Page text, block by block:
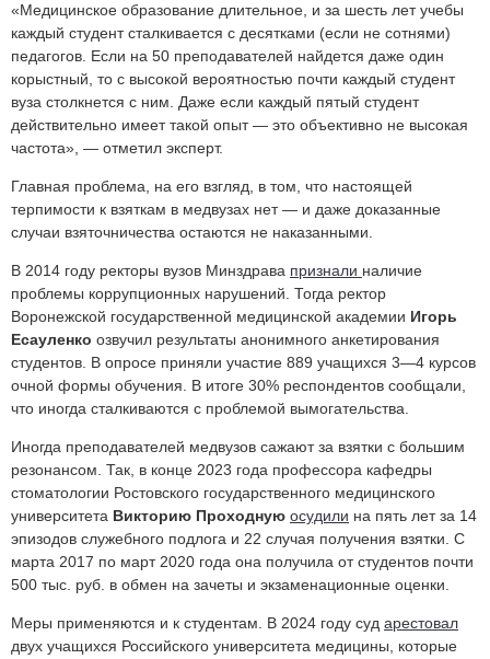
«Медицинское образование длительное, и за шесть лет учебы
каждый студент сталкивается с десятками (если не сотнями)
педагогов. Если на 50 преподавателей найдется даже один
корыстный, то с высокой вероятностью почти каждый студент
вуза столкнется с ним. Даже если каждый пятый студент
действительно имеет такой опыт — это объективно не высокая
частота», — отметил эксперт.
Главная проблема, на его взгляд, в том, что настоящей
терпимости к взяткам в медвузах нет — и даже доказанные
случаи взяточничества остаются не наказанными.
В 2014 году ректоры вузов Минздрава признали наличие
проблемы коррупционных нарушений. Тогда ректор
Воронежской государственной медицинской академии Игорь
Есауленко озвучил результаты анонимного анкетирования
студентов. В опросе приняли участие 889 учащихся 3—4 курсов
очной формы обучения. В итоге 30% респондентов сообщали,
что иногда сталкиваются с проблемой вымогательства.
Иногда преподавателей медвузов сажают за взятки с большим
резонансом. Так, в конце 2023 года профессора кафедры
стоматологии Ростовского государственного медицинского
университета Викторию Проходную осудили на пять лет за 14
эпизодов служебного подлога и 22 случая получения взятки. С
марта 2017 по март 2020 года она получила от студентов почти
500 тыс. руб. в обмен на зачеты и экзаменационные оценки.
Меры применяются и к студентам. В 2024 году суд арестовал
двух учащихся Российского университета медицины, которые